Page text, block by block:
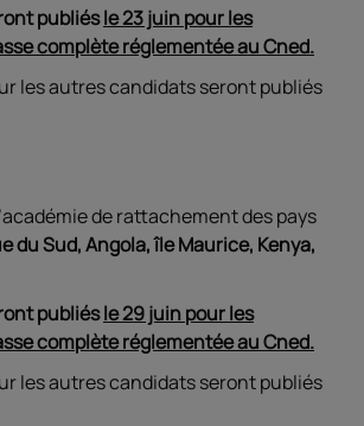
publiésle 23 juin pour les
complète réglementée au Cned.
les autres candidats seront publiés
de rattachement des pays
du Sud, Angola, île Maurice, Kenya,
publiésle 29 juin pour les
complète réglementée au Cned.
les autres candidats seront publiés